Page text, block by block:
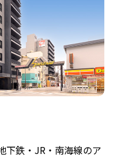
下鉄・JR・南海線のア